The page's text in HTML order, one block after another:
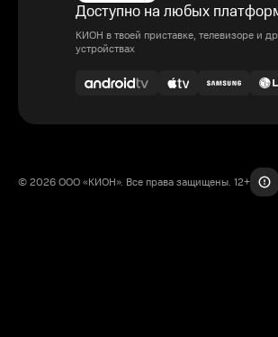
Доступно на любых
КИОН в твоей приставке, телевизоре и
устройствах
© 2026 ООО «КИОН». Все права защищены. 12+